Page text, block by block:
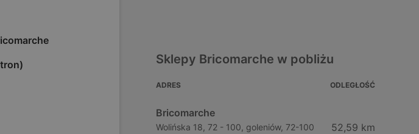
Sklepy Bricomarche w pobliżu
ADRES ODLEGŁOŚĆ
Bricomarche
Wolińska 18, 72 - 100, goleniów, 72-100
52,59 km